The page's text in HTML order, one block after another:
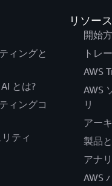
ィングと
とは?
ィングコ
ティ
リソース
開始
トレ
AWS
AWS
リ
アー
製品
アナ
AWS